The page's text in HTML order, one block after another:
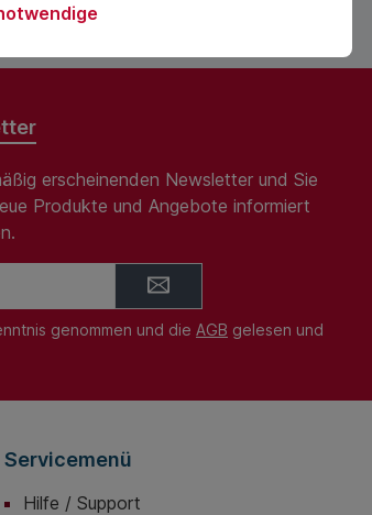
erscheinenden Newsletter und Sie
Produkte und Angebote informiert
genommen und die AGB gelesen und
Servicemenü
Hilfe / Support